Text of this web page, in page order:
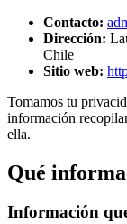
Contacto:
Dirección:
Chile
Sitio web:
Tomamos tu
información
ella.
Qué
Información